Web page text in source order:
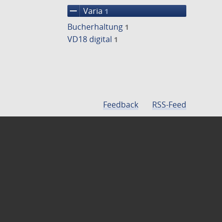
remove Varia 1
Bucherhaltung 1
VD18 digital 1
Feedback RSS-Feed